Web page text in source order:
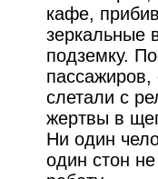
кафе,
зеркальные
подземку.
слетали с
жертвы в
Ни один
один стон